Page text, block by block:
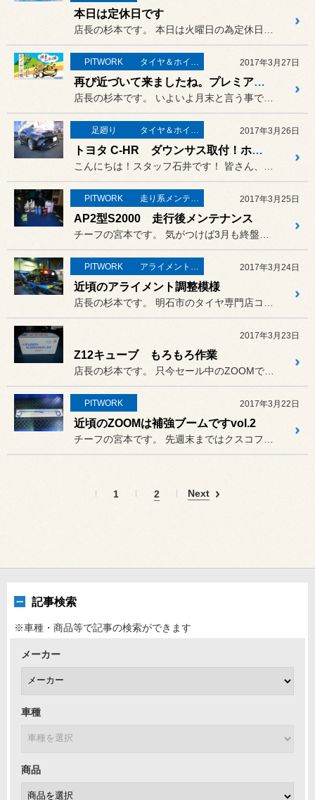
本日は定休日です
PITWORK タイヤ＆ホイール 2017年3月27日
再び近づいて来ましたね。プレミアムフライデー
足廻り タイヤ＆ホイール 2017年3月26日
トヨタ C-HR ダウンサス取付！ホイール交換です！
PITWORK 走り系メンテナンス 2017年3月25日
AP2型S2000 走行後メンテナンス
PITWORK アライメント調整 2017年3月24日
近頃のアライメント調整模様
2017年3月23日
Z12キューブ もろもろ作業
PITWORK 2017年3月22日
近頃のZOOMは補強ブームですvol.2
1 2 Next
記事検索
※車種・商品等で記事の検索ができます
メーカー
車種
商品